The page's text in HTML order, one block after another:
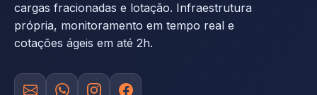
cargas fracionadas e lotação. Infraestrutura
própria, monitoramento em tempo real e
cotações ágeis em até 2h.